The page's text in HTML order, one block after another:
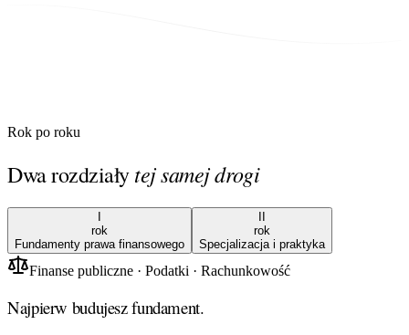
Rok po roku
Dwa rozdziałytej samej drogi
I
rok
Fundamenty prawa finansowego
II
rok
Specjalizacja i praktyka
Finanse publiczne · Podatki · Rachunkowość
Najpierw budujesz fundament.